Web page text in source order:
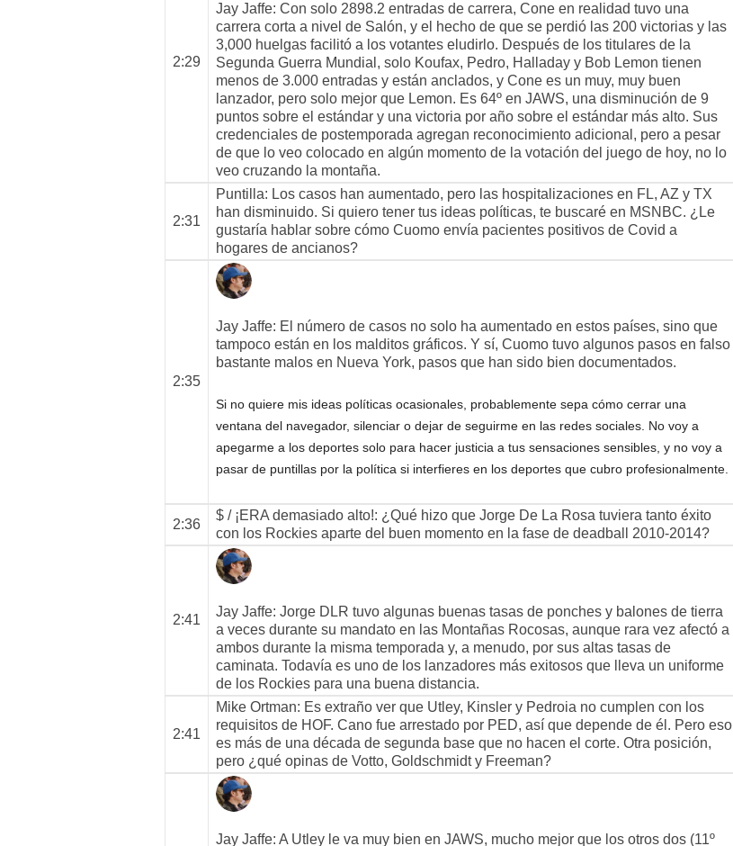
2:29
Jay Jaffe: Con solo 2898.2 entradas de carrera, Cone en realidad tuvo una
carrera corta a nivel de Salón, y el hecho de que se perdió las 200 victorias y las
3,000 huelgas facilitó a los votantes eludirlo. Después de los titulares de la
Segunda Guerra Mundial, solo Koufax, Pedro, Halladay y Bob Lemon tienen
menos de 3.000 entradas y están anclados, y Cone es un muy, muy buen
lanzador, pero solo mejor que Lemon. Es 64º en JAWS, una disminución de 9
puntos sobre el estándar y una victoria por año sobre el estándar más alto. Sus
credenciales de postemporada agregan reconocimiento adicional, pero a pesar
de que lo veo colocado en algún momento de la votación del juego de hoy, no lo
veo cruzando la montaña.
2:31
Puntilla: Los casos han aumentado, pero las hospitalizaciones en FL, AZ y TX
han disminuido. Si quiero tener tus ideas políticas, te buscaré en MSNBC. ¿Le
gustaría hablar sobre cómo Cuomo envía pacientes positivos de Covid a
hogares de ancianos?
2:35
Jay Jaffe: El número de casos no solo ha aumentado en estos países, sino que
tampoco están en los malditos gráficos. Y sí, Cuomo tuvo algunos pasos en falso
bastante malos en Nueva York, pasos que han sido bien documentados.
Si no quiere mis ideas políticas ocasionales, probablemente sepa cómo cerrar una
ventana del navegador, silenciar o dejar de seguirme en las redes sociales. No voy a
apegarme a los deportes solo para hacer justicia a tus sensaciones sensibles, y no voy a
pasar de puntillas por la política si interfieres en los deportes que cubro profesionalmente.
2:36
$ / ¡ERA demasiado alto!: ¿Qué hizo que Jorge De La Rosa tuviera tanto éxito
con los Rockies aparte del buen momento en la fase de deadball 2010-2014?
2:41
Jay Jaffe: Jorge DLR tuvo algunas buenas tasas de ponches y balones de tierra
a veces durante su mandato en las Montañas Rocosas, aunque rara vez afectó a
ambos durante la misma temporada y, a menudo, por sus altas tasas de
caminata. Todavía es uno de los lanzadores más exitosos que lleva un uniforme
de los Rockies para una buena distancia.
2:41
Mike Ortman: Es extraño ver que Utley, Kinsler y Pedroia no cumplen con los
requisitos de HOF. Cano fue arrestado por PED, así que depende de él. Pero eso
es más de una década de segunda base que no hacen el corte. Otra posición,
pero ¿qué opinas de Votto, Goldschmidt y Freeman?
Jay Jaffe: A Utley le va muy bien en JAWS, mucho mejor que los otros dos (11º